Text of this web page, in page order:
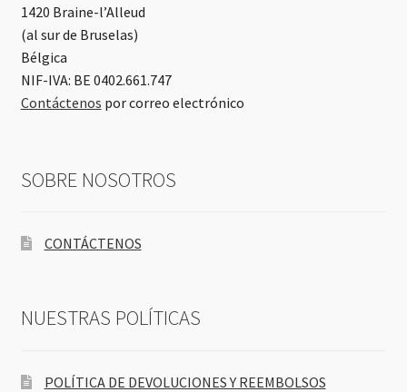
1420 Braine-l’Alleud
(al sur de Bruselas)
Bélgica
NIF-IVA: BE 0402.661.747
Contáctenos por correo electrónico
SOBRE NOSOTROS
CONTÁCTENOS
NUESTRAS POLÍTICAS
POLÍTICA DE DEVOLUCIONES Y REEMBOLSOS